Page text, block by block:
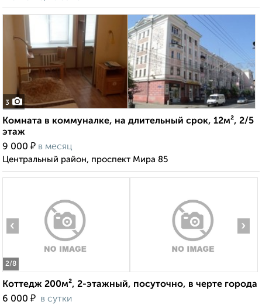
3
Комната в коммуналке, на длительный срок, 12м², 2/5
этаж
9 000 ₽ в месяц
Центральный район, проспект Мира 85
2/8
‹ ›
Коттедж 200м², 2-этажный, посуточно, в черте города
6 000 ₽ в сутки